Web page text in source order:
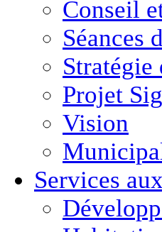
Conseil
Séances
Projet
Vision
Services